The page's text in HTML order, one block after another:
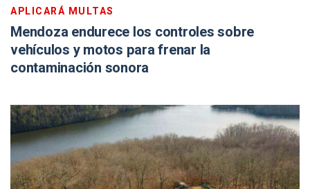
APLICARÁ MULTAS
Mendoza endurece los controles sobre
vehículos y motos para frenar la
contaminación sonora